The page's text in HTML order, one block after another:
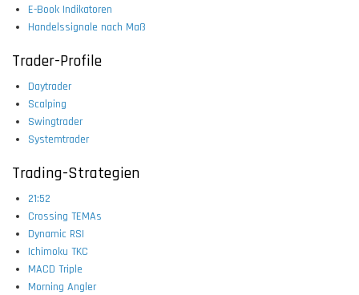
E-Book Indikatoren
Handelssignale nach Maß
Trader-Profile
Daytrader
Scalping
Swingtrader
Systemtrader
Trading-Strategien
21:52
Crossing TEMAs
Dynamic RSI
Ichimoku TKC
MACD Triple
Morning Angler